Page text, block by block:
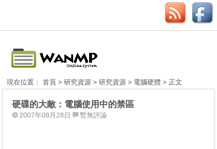
現在位置：首頁 >研究資源 >研究資源 > 電腦硬體 > 正文
硬碟的大敵：電腦使用中的禁區
2007年08月28日 暫無評論